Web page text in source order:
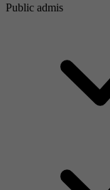
Public admis